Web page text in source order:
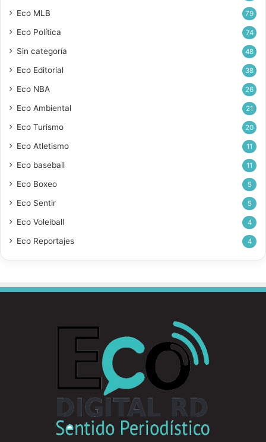
Eco MLB 79
Eco Política 74
Sin categoría 48
Eco Editorial 38
Eco NBA 26
Eco Ambiental 21
Eco Turismo 20
Eco Atletismo 11
Eco baseball 11
Eco Boxeo 5
Eco Sentir 5
Eco Voleiball 4
Eco Reportajes 4